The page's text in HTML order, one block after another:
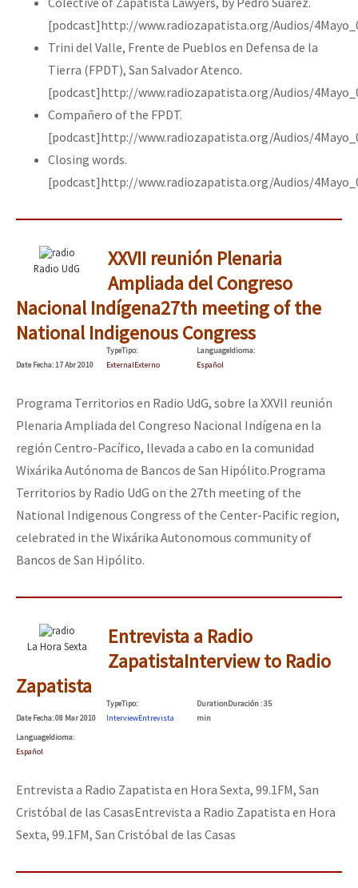
[podcast]http://www.radiozapatista.org/Audios/
Trini del Valle, Frente de Pueblos en Defensa de la
Tierra (FPDT), San Salvador Atenco.
[podcast]http://www.radiozapatista.org/Audios/
Compañero of the FPDT.
[podcast]http://www.radiozapatista.org/Audios/
Closing words.
[podcast]http://www.radiozapatista.org/Audios/
Radio UdG
XXVII reunión Plenaria
Ampliada del Congreso
Nacional Indígena27th meeting of the
National Indigenous Congress
DateFecha: 17 Abr 2010
TypeTipo:
ExternalExterno
LanguageIdioma:
Español
Programa Territorios en Radio UdG, sobre la XXVII reunión
Plenaria Ampliada del Congreso Nacional Indígena en la
región Centro-Pacífico, llevada a cabo en la comunidad
Wixárika Autónoma de Bancos de San Hipólito.Programa
Territorios by Radio UdG on the 27th meeting of the
National Indigenous Congress of the Center-Pacific region,
celebrated in the Wixárika Autonomous community of
Bancos de San Hipólito.
La Hora Sexta
Entrevista a Radio
ZapatistaInterview to Radio
Zapatista
DateFecha: 08 Mar 2010
TypeTipo:
InterviewEntrevista
DurationDuración: 35
min
LanguageIdioma:
Español
Entrevista a Radio Zapatista en Hora Sexta, 99.1FM, San
Cristóbal de las CasasEntrevista a Radio Zapatista en Hora
Sexta, 99.1FM, San Cristóbal de las Casas